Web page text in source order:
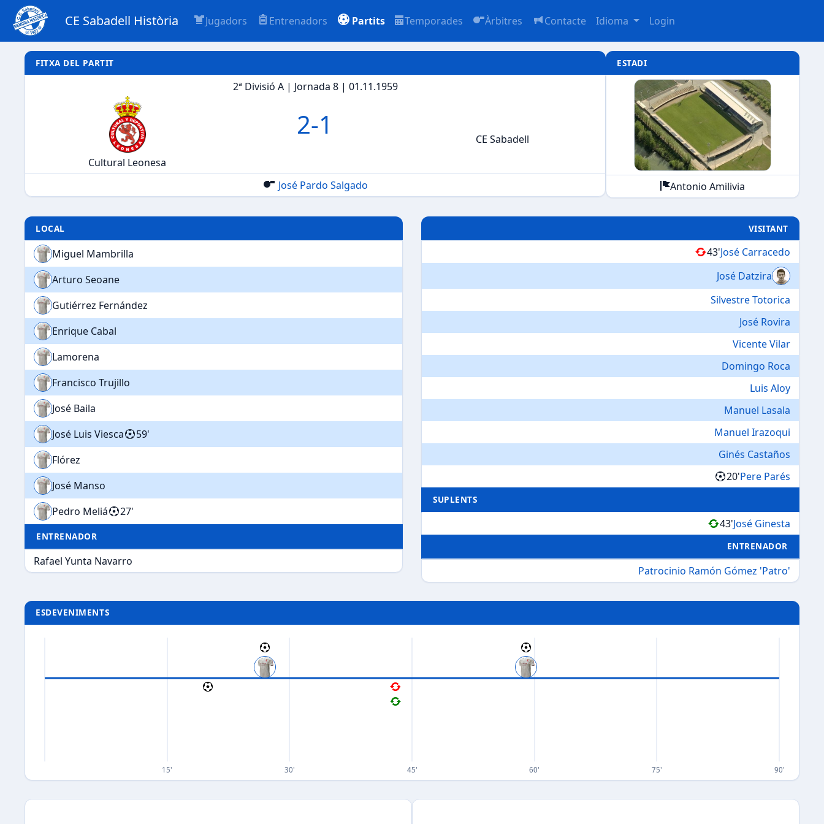
CE Sabadell Història Jugadors Entrenadors Partits Temporades Àrbitres Contacte Idioma Login
FITXA DEL PARTIT
2ª Divisió A | Jornada 8 | 01.11.1959
Cultural Leonesa
2-1 CE Sabadell
José Pardo Salgado
ESTADI
Antonio Amilivia
LOCAL
Miguel Mambrilla
Arturo Seoane
Gutiérrez Fernández
Enrique Cabal
Lamorena
Francisco Trujillo
José Baila
José Luis Viesca
59'
Flórez
José Manso
Pedro Meliá
27'
ENTRENADOR
Rafael Yunta Navarro
VISITANT
43'José Carracedo
José Datzira
Silvestre Totorica
José Rovira
Vicente Vilar
Domingo Roca
Luis Aloy
Manuel Lasala
Manuel Irazoqui
Ginés Castaños
20'Pere Parés
SUPLENTS
43'José Ginesta
ENTRENADOR
Patrocinio Ramón Gómez 'Patro'
ESDEVENIMENTS
15' 30' 45' 60' 75' 90'